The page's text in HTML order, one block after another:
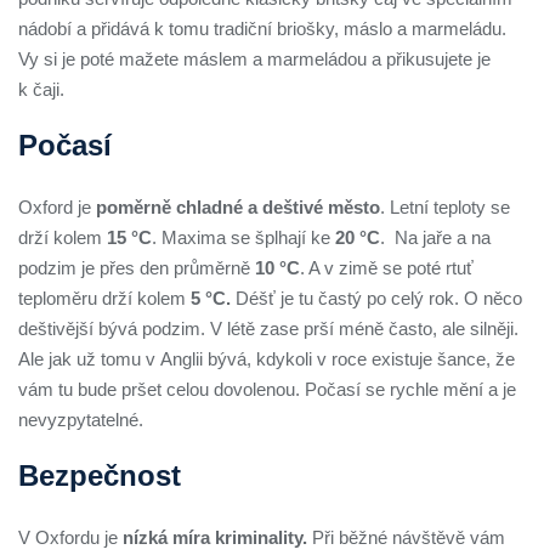
nádobí a přidává k tomu tradiční briošky, máslo a marmeládu.
Vy si je poté mažete máslem a marmeládou a přikusujete je
k čaji.
Počasí
Oxford je poměrně chladné a deštivé město. Letní teploty se
drží kolem 15 °C. Maxima se šplhají ke 20 °C. Na jaře a na
podzim je přes den průměrně 10 °C. A v zimě se poté rtuť
teploměru drží kolem 5 °C. Déšť je tu častý po celý rok. O něco
deštivější bývá podzim. V létě zase prší méně často, ale silněji.
Ale jak už tomu v Anglii bývá, kdykoli v roce existuje šance, že
vám tu bude pršet celou dovolenou. Počasí se rychle mění a je
nevyzpytatelné.
Bezpečnost
V Oxfordu je nízká míra kriminality. Při běžné návštěvě vám